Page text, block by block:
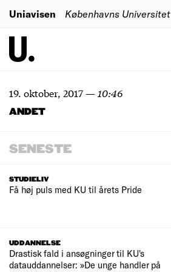
Uniavisen Københavns Universitet
19. oktober, 2017— 10:46
ANDET
SENESTE
STUDIELIV
Få høj puls med KU til årets Pride
UDDANNELSE
Drastisk fald i ansøgninger til KU's
datauddannelser: »De unge handler på